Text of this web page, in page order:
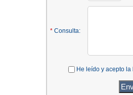
* Consulta:
He leído y acepto la